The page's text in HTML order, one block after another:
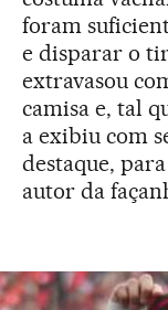
foram
e disparar o
extravasou
camisa e, tal
a exibiu com
destaque,
autor da